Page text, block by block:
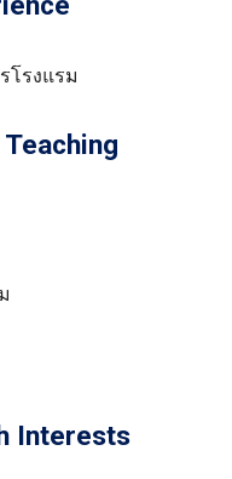
โรงแรม
Teaching
Interests